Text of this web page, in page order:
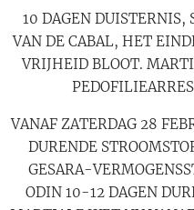
10 DAGEN DUISTERNIS,
VAN DE CABAL, HET
VRIJHEID BLOOT.
VANAF ZATERDAG 28
DURENDE
GESARA-
ODIN 10-12 DAGEN